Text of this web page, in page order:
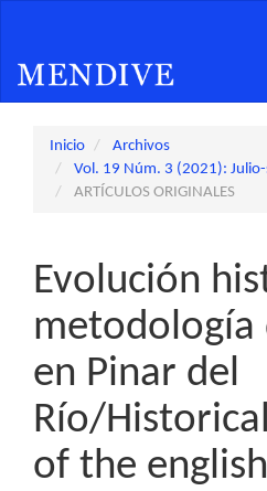
principal
Barra
Inicio
Archivos
Vol. 19 Núm. 3 (2021):
ARTÍCULOS ORIGINALES
Evolución
metodología
en Pinar del
Río/
of the